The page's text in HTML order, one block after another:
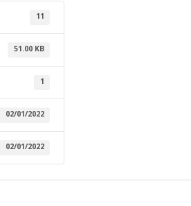
11
51.00 KB
1
02/01/2022
02/01/2022